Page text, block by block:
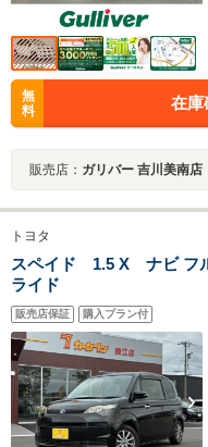
無
料
在庫
販売店： ガリバー 吉川美南店
トヨタ
スペイド 1.5 X ナビ フ
ライド
販売店保証 購入プラン付